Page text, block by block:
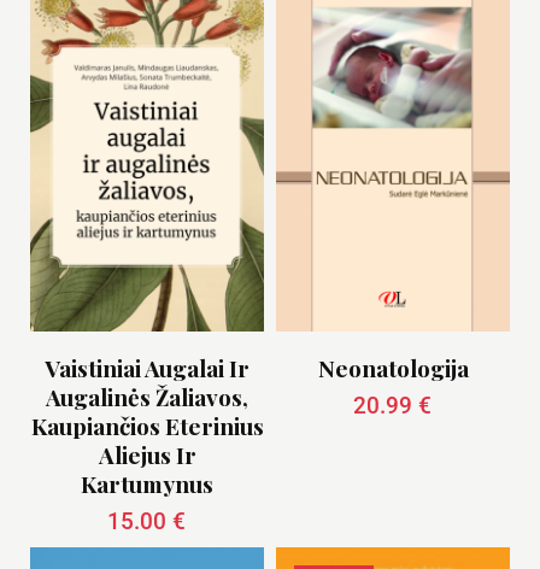
Vaistiniai Augalai Ir
Augalinės Žaliavos,
Kaupiančios Eterinius
Aliejus Ir
Kartumynus
15.00 €
Neonatologija
20.99 €